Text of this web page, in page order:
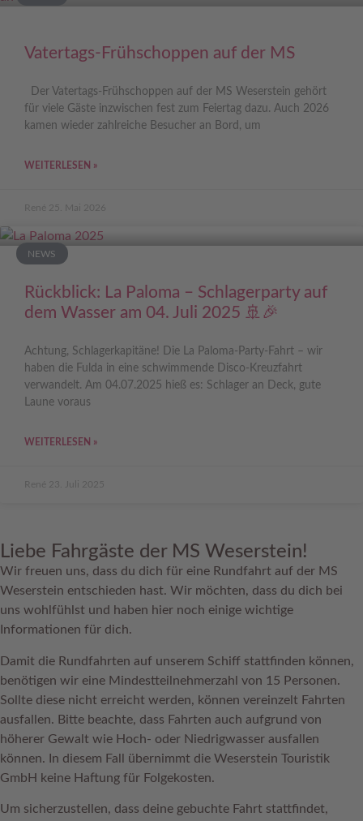
Vatertags-Frühschoppen auf der MS
Der Vatertags-Frühschoppen auf der MS Weserstein gehört
für viele Gäste inzwischen fest zum Feiertag dazu. Auch 2026
kamen wieder zahlreiche Besucher an Bord, um
WEITERLESEN »
René 25. Mai 2026
NEWS
Rückblick: La Paloma – Schlagerparty auf
dem Wasser am 04. Juli 2025 🚢🎉
Achtung, Schlagerkapitäne! Die La Paloma-Party-Fahrt – wir
haben die Fulda in eine schwimmende Disco-Kreuzfahrt
verwandelt. Am 04.07.2025 hieß es: Schlager an Deck, gute
Laune voraus
WEITERLESEN »
René 23. Juli 2025
Liebe Fahrgäste der MS Weserstein!
Wir freuen uns, dass du dich für eine Rundfahrt auf der MS
Weserstein entschieden hast. Wir möchten, dass du dich bei
uns wohlfühlst und haben hier noch einige wichtige
Informationen für dich.
Damit die Rundfahrten auf unserem Schiff stattfinden können,
benötigen wir eine Mindestteilnehmerzahl von 15 Personen.
Sollte diese nicht erreicht werden, können vereinzelt Fahrten
ausfallen. Bitte beachte, dass Fahrten auch aufgrund von
höherer Gewalt wie Hoch- oder Niedrigwasser ausfallen
können. In diesem Fall übernimmt die Weserstein Touristik
GmbH keine Haftung für Folgekosten.
Um sicherzustellen, dass deine gebuchte Fahrt stattfindet,